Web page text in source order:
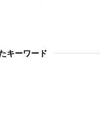
キーワード